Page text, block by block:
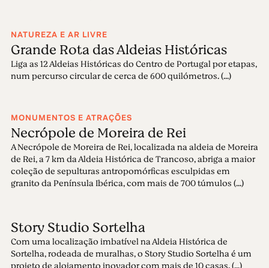
NATUREZA E AR LIVRE
Grande Rota das Aldeias Históricas
Liga as 12 Aldeias Históricas do Centro de Portugal por etapas,
num percurso circular de cerca de 600 quilómetros. (...)
MONUMENTOS E ATRAÇÕES
Necrópole de Moreira de Rei
A Necrópole de Moreira de Rei, localizada na aldeia de Moreira
de Rei, a 7 km da Aldeia Histórica de Trancoso, abriga a maior
coleção de sepulturas antropomórficas esculpidas em
granito da Península Ibérica, com mais de 700 túmulos (...)
Story Studio Sortelha
Com uma localização imbatível na Aldeia Histórica de
Sortelha, rodeada de muralhas, o Story Studio Sortelha é um